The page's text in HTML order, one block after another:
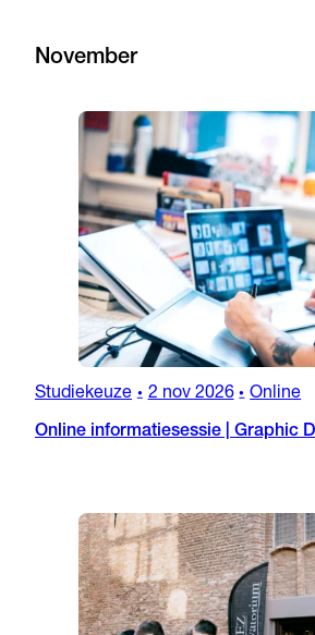
November
Studiekeuze • 2 nov 2026 • Online
Online informatiesessie | Graphic